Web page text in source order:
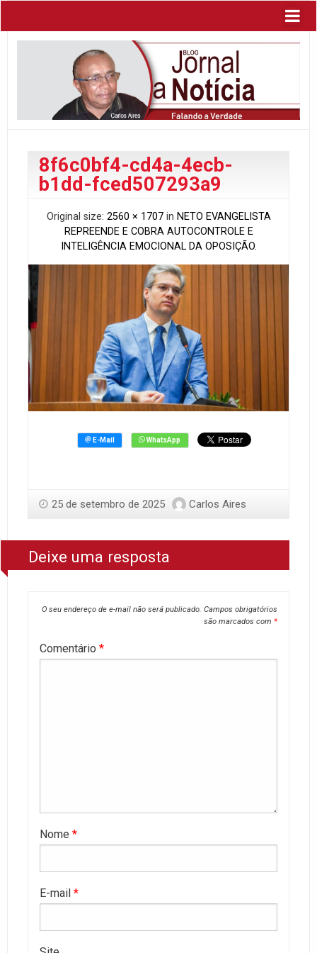
8f6c0bf4-cd4a-4ecb-
b1dd-fced507293a9
Original size: 2560 × 1707in NETO EVANGELISTA
REPREENDE E COBRA AUTOCONTROLE E
INTELIGÊNCIA EMOCIONAL DA OPOSIÇÃO.
25 de setembro de 2025 Carlos Aires
Deixe uma resposta
O seu endereço de e-mail não será publicado. Campos obrigatórios
são marcados com *
Comentário *
Nome *
E-mail *